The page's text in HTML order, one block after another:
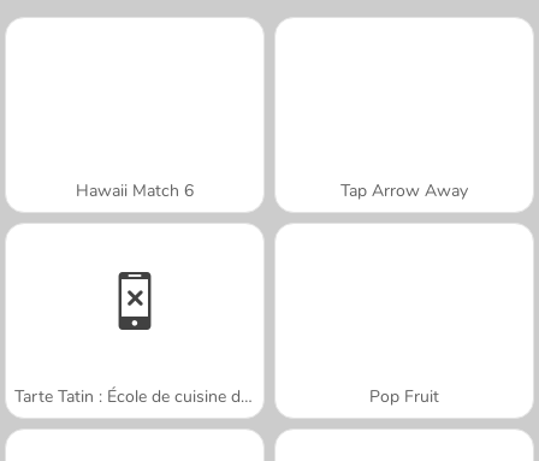
Hawaii Match 6 Tap Arrow Away
Tarte Tatin : École de cuisine de Sara Pop Fruit